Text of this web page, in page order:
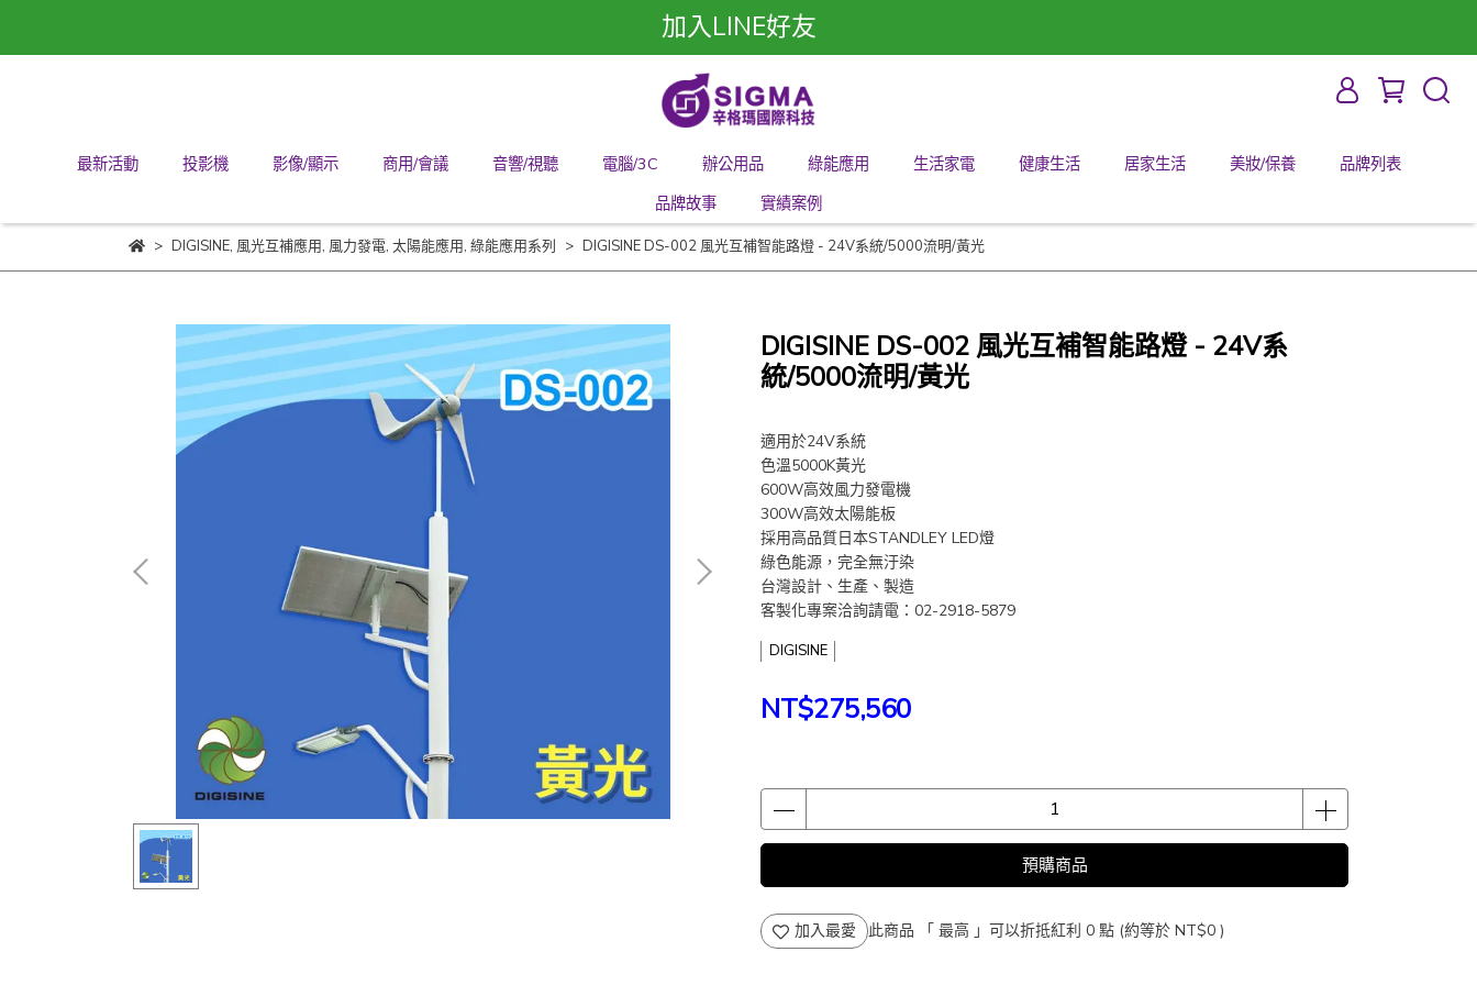
加入LINE好友
最新活動 投影機 影像/顯示 商用/會議 音響/視聽 電腦/3C 辦公用品 綠能應用 生活家電 健康生活 居家生活 美妝/保養
品牌列表
品牌故事
實績案例
DIGISINE, 風光互補應用, 風力發電, 太陽能應用, 綠能應用系列 DIGISINE DS-002 風光互補智能路燈 - 24V系統/5000流明/黃光
DIGISINE DS-002 風光互補智能路燈 - 24V系
統/5000流明/黃光
適用於24V系統
色溫5000K黃光
600W高效風力發電機
300W高效太陽能板
採用高品質日本STANDLEY LED燈
綠色能源，完全無汙染
台灣設計、生產、製造
客製化專案洽詢請電：02-2918-5879
DIGISINE
NT$275,560
預購商品
加入最愛 此商品 「 最高 」可以折抵紅利 0 點 (約等於 NT$0 )